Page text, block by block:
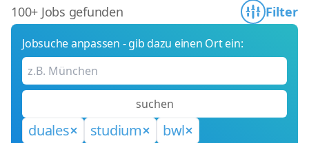
swirtschaftslehre gölz
häuser &
100+ Jobs gefunden Filter
Jobsuche anpassen - gib dazu einen Ort ein:
suchen
duales studium
bwl